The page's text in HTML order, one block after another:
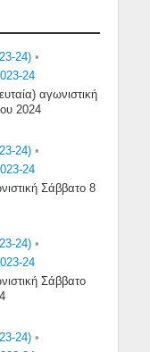
24) •
24
αγωνιστική
2024
24) •
24
Σάββατο 8
24) •
24
Σάββατο
24) •